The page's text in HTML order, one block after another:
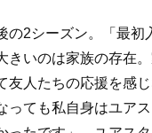
2シーズン。「最初
きいのは家族の存在
友人たちの応援を感
っても私自身はユア